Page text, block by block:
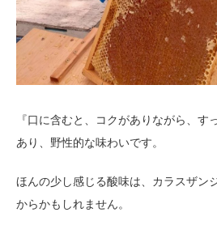
『口に含むと、コクがありながら、す
あり、野性的な味わいです。
ほんの少し感じる酸味は、カラスザン
からかもしれません。